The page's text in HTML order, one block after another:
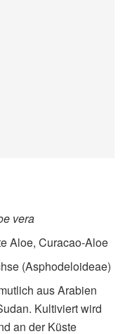
vera
Aloe, Curacao-Aloe
(Asphodeloideae)
aus Arabien
Kultiviert wird
an der Küste